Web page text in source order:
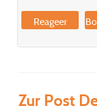
Reageer
Zur Post